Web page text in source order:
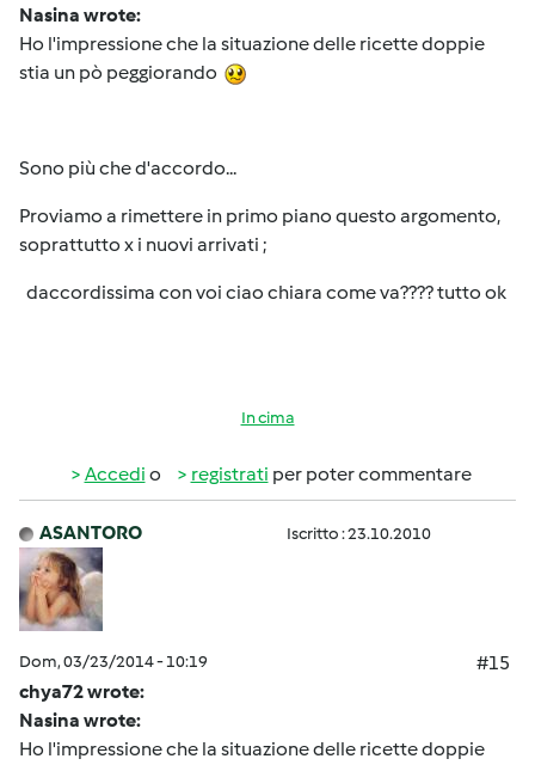
Nasina wrote:
Ho l'impressione che la situazione delle ricette doppie
stia un pò peggiorando
Sono più che d'accordo...
Proviamo a rimettere in primo piano questo argomento,
soprattutto x i nuovi arrivati ;
daccordissima con voi ciao chiara come va???? tutto ok
In cima
Accedi o registrati per poter commentare
ASANTORO Iscritto : 23.10.2010
Dom, 03/23/2014 - 10:19
#15
chya72 wrote:
Nasina wrote:
Ho l'impressione che la situazione delle ricette doppie